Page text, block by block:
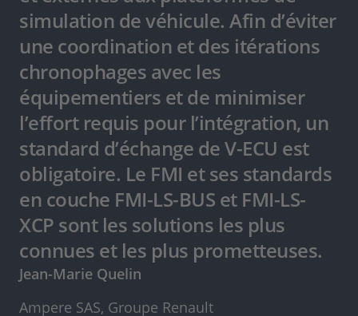
simulation de véhicule. Afin d’éviter
une coordination et des itérations
chronophages avec les
équipementiers et de minimiser
l’effort requis pour l’intégration, un
standard d’échange de V-ECU est
obligatoire. Le FMI et ses standards
en couche FMI-LS-BUS et FMI-LS-
XCP sont les solutions les plus
connues et les plus prometteuses.
Jean-Marie Quelin
Ampere SAS, Groupe Renault